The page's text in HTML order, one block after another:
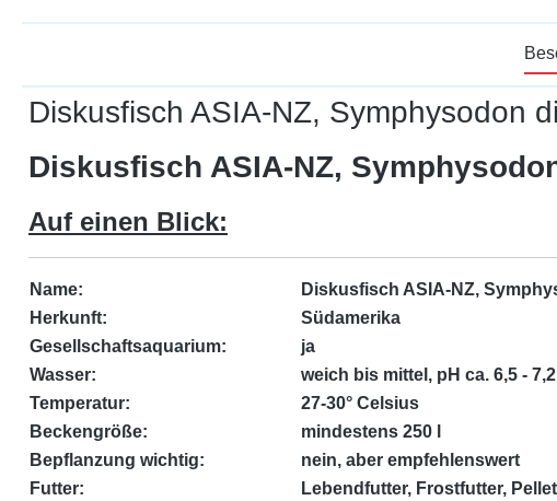
Diskusfisch ASIA-NZ, Symphysodon
Diskusfisch ASIA-NZ,
Auf einen Blick:
Name:
Diskusfisch ASIA-NZ,
Herkunft:
Südamerika
Gesellschaftsaquarium:
ja
Wasser:
weich bis mittel, pH ca. 6,5 - 7,2
Temperatur:
27-30° Celsius
Beckengröße:
mindestens 250 l
Bepflanzung wichtig:
nein, aber empfehlenswert
Futter:
Lebendfutter, Frostfutter,